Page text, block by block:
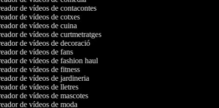
de vídeos de contacontes
de vídeos de cotxes
de vídeos de cuina
de vídeos de curtmetratges
de vídeos de decoració
de vídeos de fans
de vídeos de fashion haul
de vídeos de fitness
de vídeos de jardineria
de vídeos de lletres
de vídeos de mascotes
de vídeos de moda